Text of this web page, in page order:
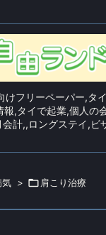
けフリーペーパー,タ
報,タイで起業,個人の
会計,,ロングステイ,ビ
気 >  肩こり治療